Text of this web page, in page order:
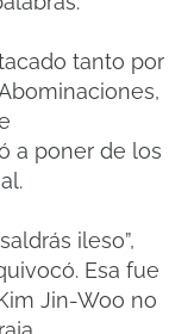
tanto por
a poner de los
ileso”,
Esa fue
Jin-Woo no